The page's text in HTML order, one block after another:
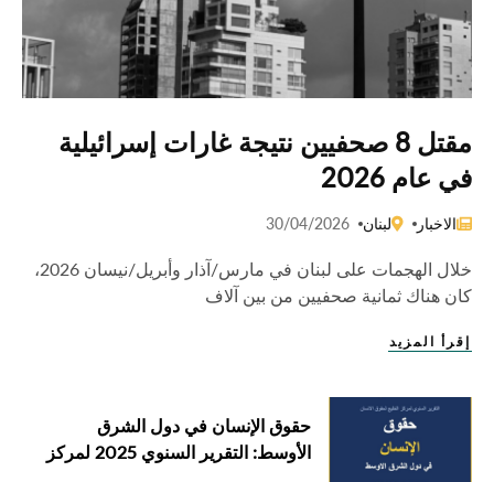
مقتل 8 صحفيين نتيجة غارات إسرائيلية
في عام 2026
الاخبار لبنان 30/04/2026
خلال الهجمات على لبنان في مارس/آذار وأبريل/نيسان 2026،
كان هناك ثمانية صحفيين من بين آلاف
إقرأ المزيد
حقوق الإنسان في دول الشرق
الأوسط: التقرير السنوي 2025 لمركز